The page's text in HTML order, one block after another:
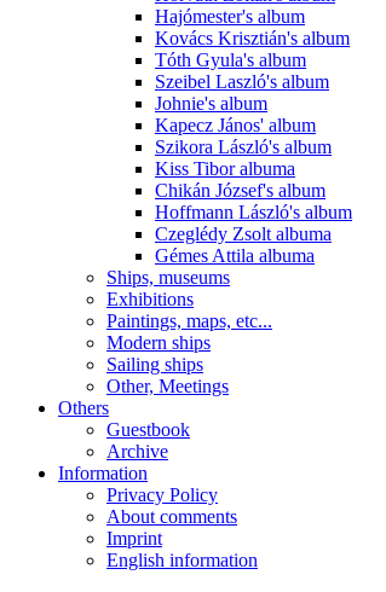
Hajómester's album
Kovács Krisztián's album
Tóth Gyula's album
Szeibel Laszló's album
Johnie's album
Kapecz János' album
Szikora László's album
Kiss Tibor albuma
Chikán József's album
Hoffmann László's album
Czeglédy Zsolt albuma
Gémes Attila albuma
Ships, museums
Exhibitions
Paintings, maps, etc...
Modern ships
Sailing ships
Other, Meetings
Others
Guestbook
Archive
Information
Privacy Policy
About comments
Imprint
English information